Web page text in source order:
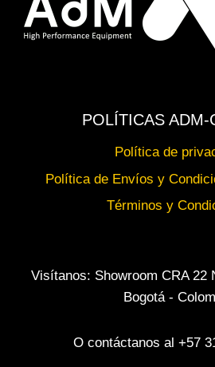
POLÍTICAS ADM-
Política de
Política de Envíos y
Términos y
Visítanos: Showroom CRA 22
Bogotá -
O contáctanos al +57